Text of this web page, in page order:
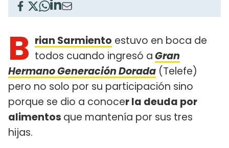
B rian Sarmiento estuvo en boca de
todos cuando ingresó aGran
Hermano Generación Dorada (Telefe)
pero no solo por su participación sino
porque se dio a conocer la deuda por
alimentos que mantenía por sus tres
hijas.